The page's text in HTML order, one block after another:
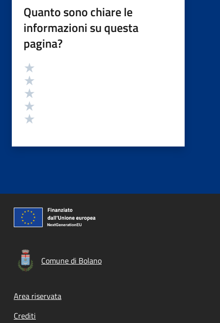
Quanto sono chiare le
informazioni su questa
pagina?
Valutazione
Comune di Bolano
Footer menu
Area riservata
Crediti